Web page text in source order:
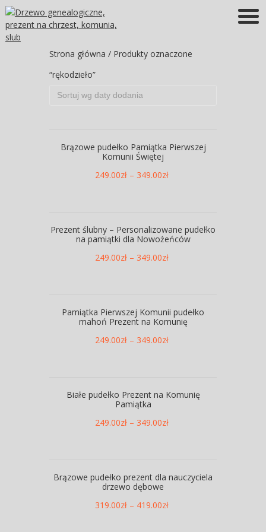
Strona główna / Produkty oznaczone
“rękodzieło”
Brązowe pudełko Pamiątka Pierwszej
Komunii Świętej
249.00zł– 349.00zł
Prezent ślubny – Personalizowane pudełko
na pamiątki dla Nowożeńców
249.00zł– 349.00zł
Pamiątka Pierwszej Komunii pudełko
mahoń Prezent na Komunię
249.00zł– 349.00zł
Białe pudełko Prezent na Komunię
Pamiątka
249.00zł– 349.00zł
Brązowe pudełko prezent dla nauczyciela
drzewo dębowe
319.00zł– 419.00zł